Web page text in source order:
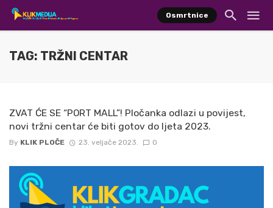
Osmrtnice
TAG: TRŽNI CENTAR
ZVAT ĆE SE “PORT MALL”! Pločanka odlazi u povijest,
novi tržni centar će biti gotov do ljeta 2023.
By KLIK PLOČE 23. veljače 2023. 0